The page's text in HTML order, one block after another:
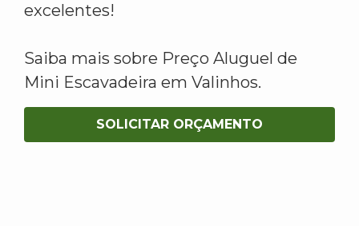
excelentes!
Saiba mais sobre Preço Aluguel de
Mini Escavadeira em Valinhos.
SOLICITAR ORÇAMENTO